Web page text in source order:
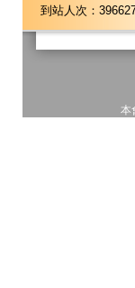
到站人次：
本